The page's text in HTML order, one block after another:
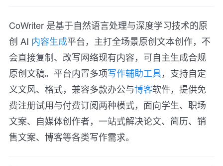
CoWriter 是基于自然语言处理与深度学习技术的原
创 AI 内容生成平台，主打全场景原创文本创作，不
会直接复制、改写网络现有内容，可自主生成合规
原创文稿。平台内置多项写作辅助工具，支持自定
义文风、格式，兼容多款办公与博客软件，提供免
费注册试用与付费订阅两种模式，面向学生、职场
文案、自媒体创作者，一站式解决论文、简历、销
售文案、博客等各类写作需求。